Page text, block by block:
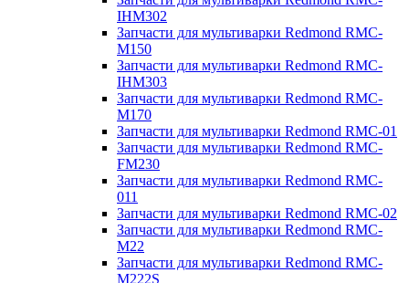
IHM302
Запчасти для мультиварки Redmond RMC-
M150
Запчасти для мультиварки Redmond RMC-
IHM303
Запчасти для мультиварки Redmond RMC-
M170
Запчасти для мультиварки Redmond RMC-01
Запчасти для мультиварки Redmond RMC-
FM230
Запчасти для мультиварки Redmond RMC-
011
Запчасти для мультиварки Redmond RMC-02
Запчасти для мультиварки Redmond RMC-
M22
Запчасти для мультиварки Redmond RMC-
M222S